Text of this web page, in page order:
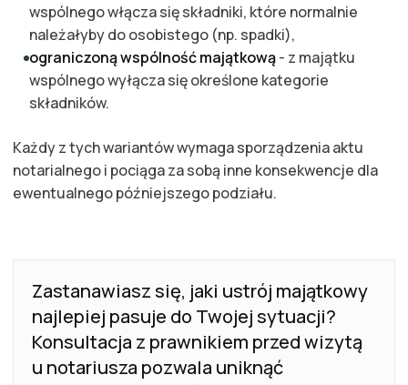
wspólnego włącza się składniki, które normalnie
należałyby do osobistego (np. spadki),
ograniczoną wspólność majątkową- z majątku
wspólnego wyłącza się określone kategorie
składników.
Każdy z tych wariantów wymaga sporządzenia aktu
notarialnego i pociąga za sobą inne konsekwencje dla
ewentualnego późniejszego podziału.
Zastanawiasz się, jaki ustrój majątkowy
najlepiej pasuje do Twojej sytuacji?
Konsultacja z prawnikiem przed wizytą
u notariusza pozwala uniknąć